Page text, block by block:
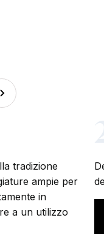
tradizione
ampie per
in
a un utilizzo